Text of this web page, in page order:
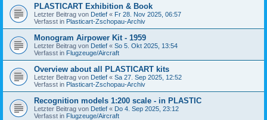
PLASTICART Exhibition & Book
Letzter Beitrag von Detlef « Fr 28. Nov 2025, 06:57
Verfasst in Plasticart-Zschopau-Archiv
Monogram Airpower Kit - 1959
Letzter Beitrag von Detlef « So 5. Okt 2025, 13:54
Verfasst in Flugzeuge/Aircraft
Overview about all PLASTICART kits
Letzter Beitrag von Detlef « Sa 27. Sep 2025, 12:52
Verfasst in Plasticart-Zschopau-Archiv
Recognition models 1:200 scale - in PLASTIC
Letzter Beitrag von Detlef « Do 4. Sep 2025, 23:12
Verfasst in Flugzeuge/Aircraft